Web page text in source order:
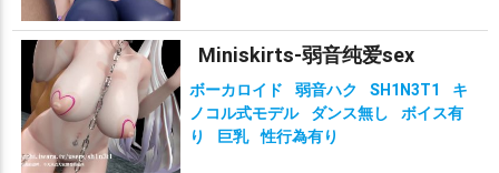
Miniskirts-弱音纯爱sex
ボーカロイド 弱音ハク SH1N3T1
キ
ノコル式モデル
ダンス無し
ボイス有
り
巨乳 性行為有り